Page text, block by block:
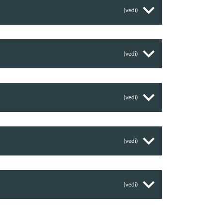
(vedi)
(vedi)
(vedi)
(vedi)
(vedi)